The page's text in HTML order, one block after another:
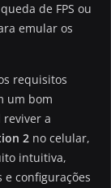
de FPS ou
emular os
requisitos
um bom
a
2 no celular,
intuitiva,
e configurações